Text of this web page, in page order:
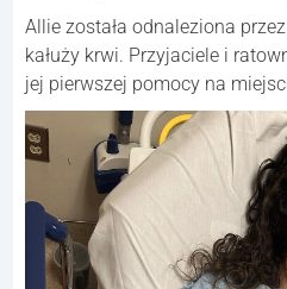
Allie została odnaleziona
kałuży krwi. Przyjaciele i
jej pierwszej pomocy na